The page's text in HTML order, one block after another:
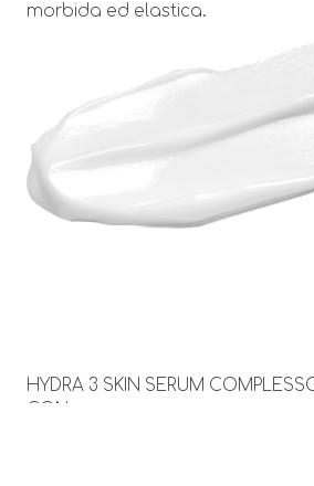
morbida ed elastica.
HYDRA 3 SKIN SERUM